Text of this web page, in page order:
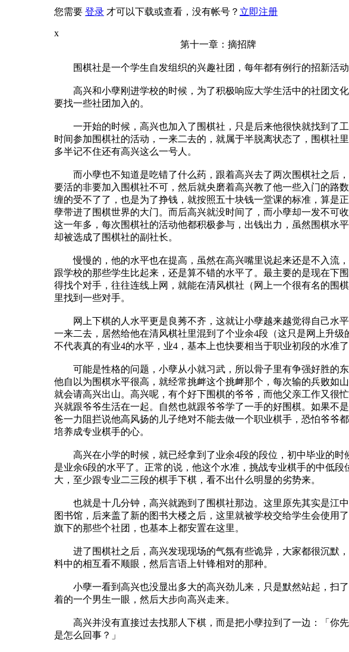
您需要 登录 才可以下载或查看，没有帐号？ 立即注册
x
第十一章：摘招牌
围棋社是一个学生自发组织的兴趣社团，每年都有例行的招新活动
高兴和小孽刚进学校的时候，为了积极响应大学生活中的社团文
要找一些社团加入的。
一开始的时候，高兴也加入了围棋社，只是后来他很快就找到了
时间参加围棋社的活动，一来二去的，就属于半脱离状态了，围棋社
多半记不住还有高兴这么一号人。
而小孽也不知道是吃错了什么药，跟着高兴去了两次围棋社之后
要活的非要加入围棋社不可，然后就央磨着高兴教了他一些入门的路
缠的受不了了，也是为了挣钱，就按照五十块钱一堂课的标准，算是
孽带进了围棋世界的大门。而后高兴就没时间了，而小孽却一发不可收
这一年多，每次围棋社的活动他都积极参与，出钱出力，虽然围棋水平
却被选成了围棋社的副社长。
慢慢的，他的水平也在提高，虽然在高兴嘴里说起来还是不入流
跟学校的那些学生比起来，还是算不错的水平了。最主要的是现在下
得找个对手，往往连线上网，就能在清风棋社（网上一个很有名的围棋
里找到一些对手。
网上下棋的人水平更是良莠不齐，这就让小孽越来越觉得自己水平
一来二去，居然给他在清风棋社里混到了个业余4段（这只是网上升级
不代表真的有业4的水平，业4，基本上也快要相当于职业初段的水准了
可能是性格的问题，小孽从小就习武，所以骨子里有争强好胜的
他自以为围棋水平很高，就经常挑衅这个挑衅那个，每次输的兵败如
就会请高兴出山。高兴呢，有个好下围棋的爷爷，而他父亲工作又很
兴就跟爷爷生活在一起。自然也就跟爷爷学了一手的好围棋。如果不
爸一力阻拦说他高风扬的儿子绝对不能去做一个职业棋手，恐怕爷爷
培养成专业棋手的心。
高兴在小学的时候，就已经拿到了业余4段的段位，初中毕业的时
是业余6段的水平了。正常的说，他这个水准，挑战专业棋手的中低段
大，至少跟专业二三段的棋手下棋，看不出什么明显的劣势来。
也就是十几分钟，高兴就跑到了围棋社那边。这里原先其实是江
图书馆，后来盖了新的图书大楼之后，这里就被学校交给学生会使用
旗下的那些个社团，也基本上都安置在这里。
进了围棋社之后，高兴发现现场的气氛有些诡异，大家都很沉默
料中的相互看不顺眼，然后言语上针锋相对的那种。
小孽一看到高兴也没显出多大的高兴劲儿来，只是默然站起，扫
着的一个男生一眼，然后大步向高兴走来。
高兴并没有直接过去找那人下棋，而是把小孽拉到了一边：「你
是怎么回事？」